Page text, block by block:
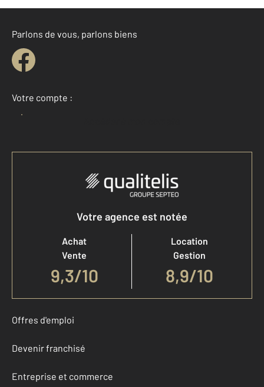
Parlons de vous, parlons biens
Votre compte :
Votre agence est notée
Achat
Vente
9,3/10
Location
Gestion
8,9/10
Offres d'emploi
Devenir franchisé
Entreprise et commerce